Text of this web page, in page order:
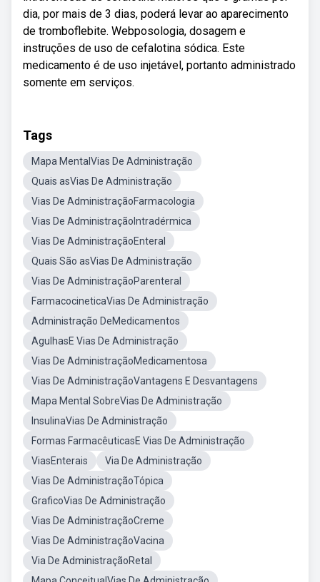
dia, por mais de 3 dias, poderá levar ao aparecimento
de tromboflebite. Webposologia, dosagem e
instruções de uso de cefalotina sódica. Este
medicamento é de uso injetável, portanto administrado
somente em serviços.
Tags
Mapa MentalVias De Administração
Quais asVias De Administração
Vias De AdministraçãoFarmacologia
Vias De AdministraçãoIntradérmica
Vias De AdministraçãoEnteral
Quais São asVias De Administração
Vias De AdministraçãoParenteral
FarmacocineticaVias De Administração
Administração DeMedicamentos
AgulhasE Vias De Administração
Vias De AdministraçãoMedicamentosa
Vias De AdministraçãoVantagens E Desvantagens
Mapa Mental SobreVias De Administração
InsulinaVias De Administração
Formas FarmacêuticasE Vias De Administração
ViasEnterais
Via De Administração
Vias De AdministraçãoTópica
GraficoVias De Administração
Vias De AdministraçãoCreme
Vias De AdministraçãoVacina
Via De AdministraçãoRetal